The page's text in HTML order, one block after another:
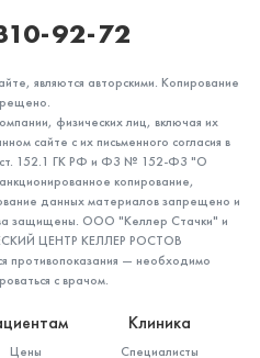
92-72
являются авторскими. Копирование
физических лиц, включая их
сайте с их письменного согласия в
ст. 152.1 ГК РФ и ФЗ № 152-ФЗ "О
копирование,
данных материалов запрещено и
защищены. ООО "Келлер Стачки" и
ЦЕНТР КЕЛЛЕР РОСТОВ
— необходимо
с врачом.
Цены
Клиника
Специалисты